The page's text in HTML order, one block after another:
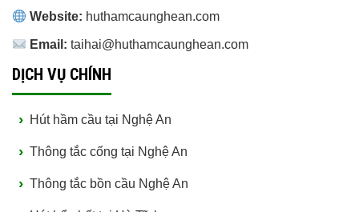
Website: huthamcaunghean.com
Email: taihai@huthamcaunghean.com
DỊCH VỤ CHÍNH
Hút hầm cầu tại Nghệ An
Thông tắc cống tại Nghệ An
Thông tắc bồn cầu Nghệ An